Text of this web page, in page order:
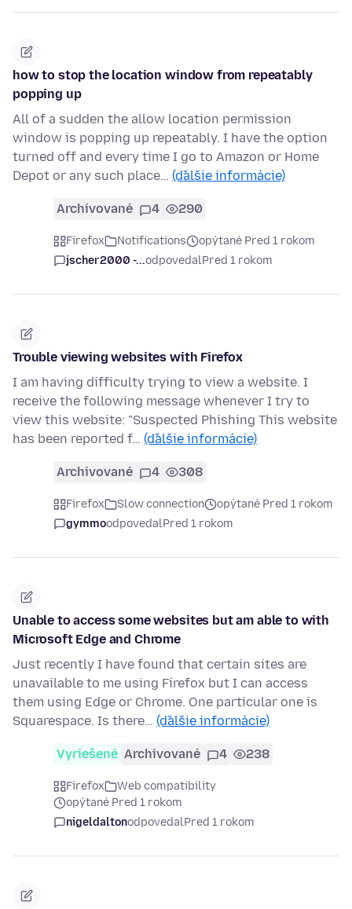
how to stop the location window from repeatably
popping up
All of a sudden the allow location permission
window is popping up repeatably. I have the option
turned off and every time I go to Amazon or Home
Depot or any such place… (ďalšie informácie)
Archivované 4 290
Firefox Notifications
opýtané Pred 1 rokom
jscher2000 -...odpovedalPred 1 rokom
Trouble viewing websites with Firefox
I am having difficulty trying to view a website. I
receive the following message whenever I try to
view this website: "Suspected Phishing This website
has been reported f… (ďalšie informácie)
Archivované 4 308
Firefox Slow connection
opýtané Pred 1 rokom
gymmoodpovedalPred 1 rokom
Unable to access some websites but am able to with
Microsoft Edge and Chrome
Just recently I have found that certain sites are
unavailable to me using Firefox but I can access
them using Edge or Chrome. One particular one is
Squarespace. Is there… (ďalšie informácie)
Vyriešené Archivované 4 238
Firefox
Web compatibility
opýtané Pred 1 rokom
nigeldaltonodpovedalPred 1 rokom